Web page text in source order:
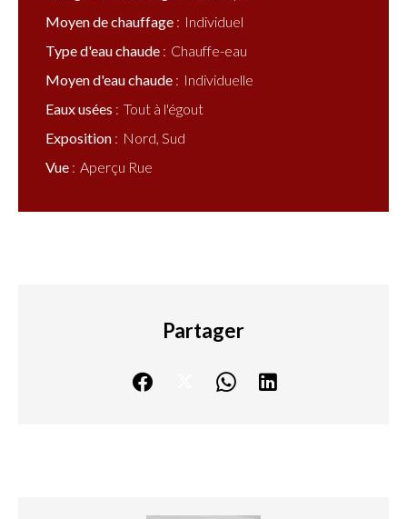
Moyen de chauffage
Individuel
Type d'eau chaude
Chauffe-eau
Moyen d'eau chaude
Individuelle
Eaux usées
Tout à l'égout
Exposition
Nord, Sud
Vue
Aperçu Rue
Partager